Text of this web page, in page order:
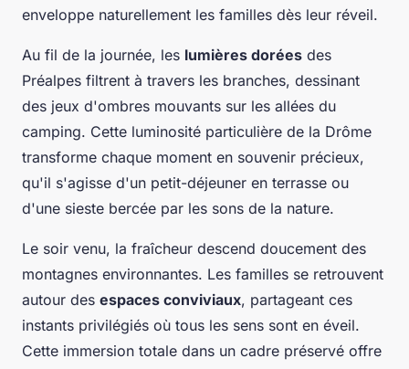
enveloppe naturellement les familles dès leur réveil.
Au fil de la journée, les lumières dorées des
Préalpes filtrent à travers les branches, dessinant
des jeux d'ombres mouvants sur les allées du
camping. Cette luminosité particulière de la Drôme
transforme chaque moment en souvenir précieux,
qu'il s'agisse d'un petit-déjeuner en terrasse ou
d'une sieste bercée par les sons de la nature.
Le soir venu, la fraîcheur descend doucement des
montagnes environnantes. Les familles se retrouvent
autour des espaces conviviaux, partageant ces
instants privilégiés où tous les sens sont en éveil.
Cette immersion totale dans un cadre préservé offre